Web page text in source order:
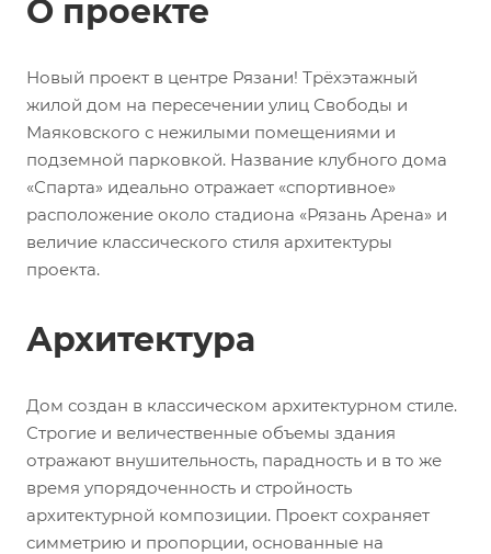
О проекте
Новый проект в центре Рязани! Трёхэтажный
жилой дом на пересечении улиц Свободы и
Маяковского с нежилыми помещениями и
подземной парковкой. Название клубного дома
«Спарта» идеально отражает «спортивное»
расположение около стадиона «Рязань Арена» и
величие классического стиля архитектуры
проекта.
Архитектура
Дом создан в классическом архитектурном стиле.
Строгие и величественные объемы здания
отражают внушительность, парадность и в то же
время упорядоченность и стройность
архитектурной композиции. Проект сохраняет
симметрию и пропорции, основанные на